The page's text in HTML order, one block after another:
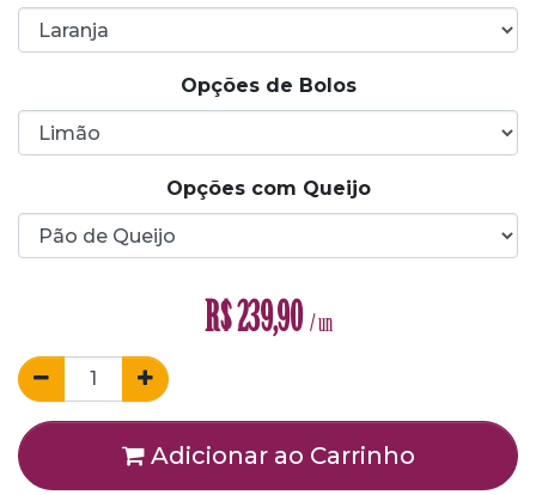
Opções de Bolos
Opções com Queijo
R$239,90 / un
Adicionar ao Carrinho